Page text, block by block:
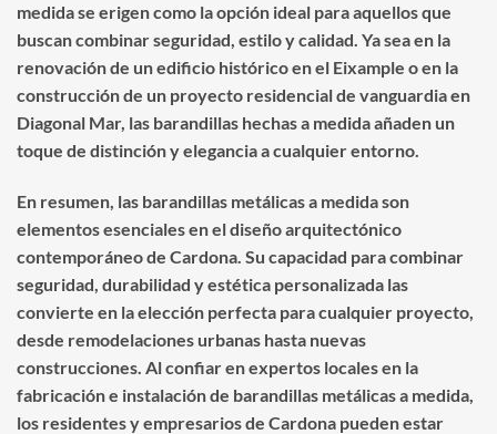
medida se erigen como la opción ideal para aquellos que
buscan combinar seguridad, estilo y calidad. Ya sea en la
renovación de un edificio histórico en el Eixample o en la
construcción de un proyecto residencial de vanguardia en
Diagonal Mar, las barandillas hechas a medida añaden un
toque de distinción y elegancia a cualquier entorno.
En resumen, las barandillas metálicas a medida son
elementos esenciales en el diseño arquitectónico
contemporáneo de Cardona. Su capacidad para combinar
seguridad, durabilidad y estética personalizada las
convierte en la elección perfecta para cualquier proyecto,
desde remodelaciones urbanas hasta nuevas
construcciones. Al confiar en expertos locales en la
fabricación e instalación de barandillas metálicas a medida,
los residentes y empresarios de Cardona pueden estar